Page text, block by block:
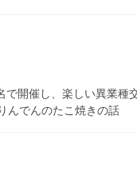
開催し、楽しい異業種
んでんのたこ焼きの